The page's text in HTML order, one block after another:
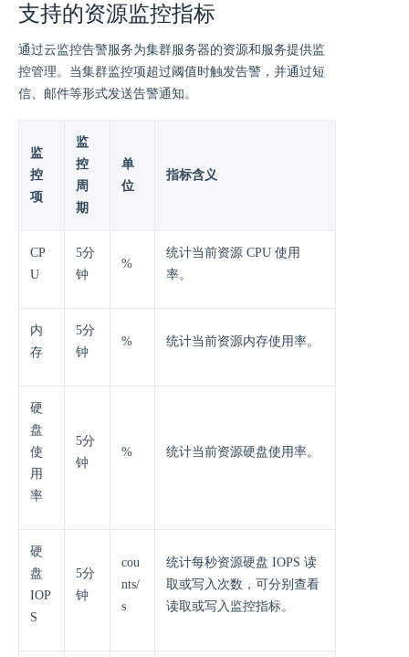
支持的资源监控指标
通过云监控告警服务为集群服务器的资源和服务提供监
控管理。当集群监控项超过阈值时触发告警，并通过短
信、邮件等形式发送告警通知。
监
控
项
监
控
周
期
单
位
指标含义
CP
U
5分
钟
%
统计当前资源 CPU 使用
率。
内
存
5分
钟
% 统计当前资源内存使用率。
硬
盘
使
用
率
5分
钟
% 统计当前资源硬盘使用率。
硬
盘
IOP
S
5分
钟
cou
nts/
s
统计每秒资源硬盘 IOPS 读
取或写入次数，可分别查看
读取或写入监控指标。